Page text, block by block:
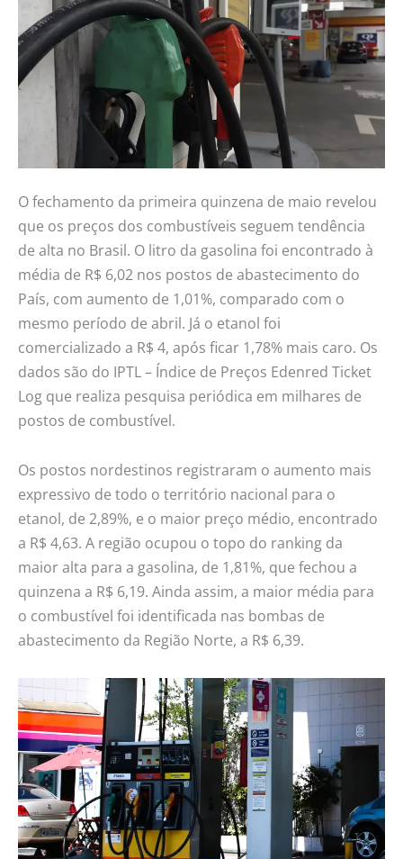
O fechamento da primeira quinzena de maio revelou
que os preços dos combustíveis seguem tendência
de alta no Brasil. O litro da gasolina foi encontrado à
média de R$ 6,02 nos postos de abastecimento do
País, com aumento de 1,01%, comparado com o
mesmo período de abril. Já o etanol foi
comercializado a R$ 4, após ficar 1,78% mais caro. Os
dados são do IPTL – Índice de Preços Edenred Ticket
Log que realiza pesquisa periódica em milhares de
postos de combustível.
Os postos nordestinos registraram o aumento mais
expressivo de todo o território nacional para o
etanol, de 2,89%, e o maior preço médio, encontrado
a R$ 4,63. A região ocupou o topo do ranking da
maior alta para a gasolina, de 1,81%, que fechou a
quinzena a R$ 6,19. Ainda assim, a maior média para
o combustível foi identificada nas bombas de
abastecimento da Região Norte, a R$ 6,39.
tendência
de
alta